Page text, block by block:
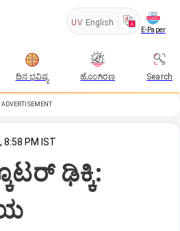
UV English
E-Paper
ದಿನ ಭವಿಷ್ಯ ಹೊಂಗಿರಣ Search
ADVERTISEMENT
8:58 PM IST
ಢಿಕ್ಕಿ: